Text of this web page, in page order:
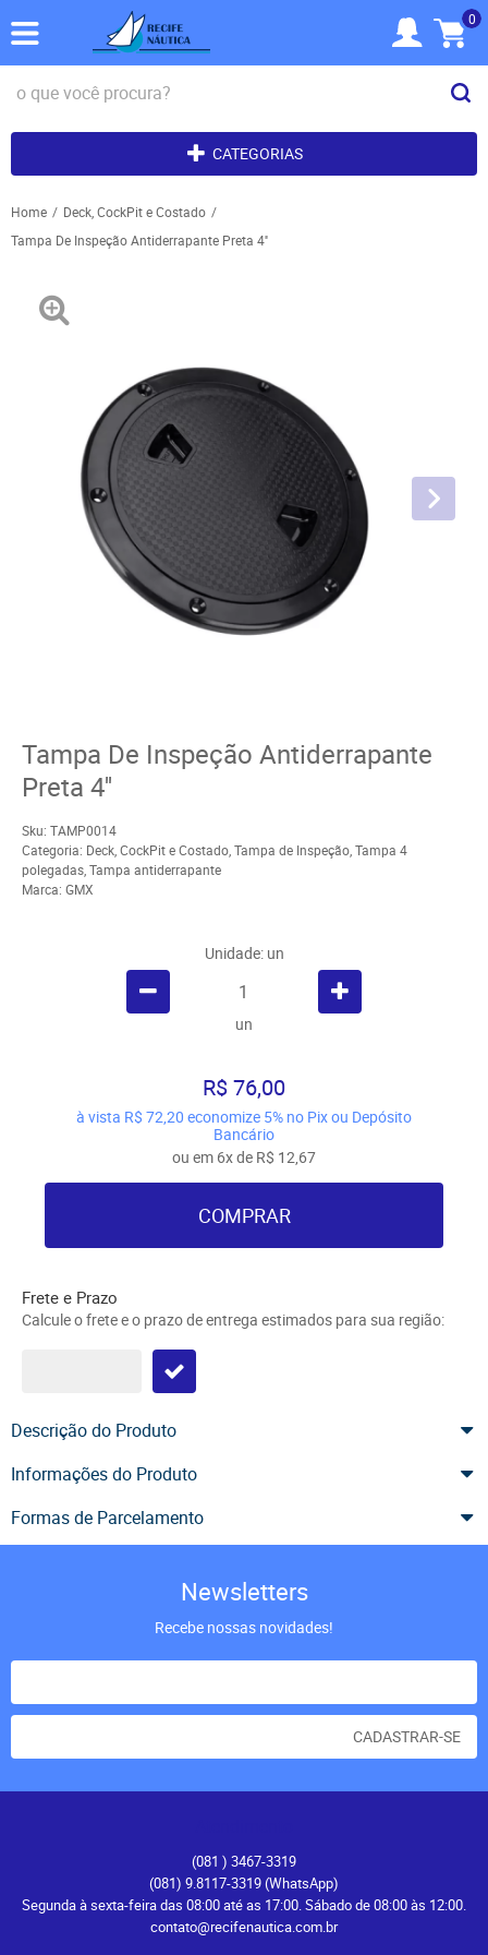
0
CATEGORIAS
Home
Deck, CockPit e Costado
Tampa De Inspeção Antiderrapante Preta 4''
Tampa De Inspeção Antiderrapante
Preta 4''
Sku: TAMP0014
Categoria: Deck, CockPit e Costado,Tampa de Inspeção,Tampa 4
polegadas,Tampa antiderrapante
Marca: GMX
Unidade: un
un
R$ 76,00
à vista R$ 72,20 economize 5% no Pix ou Depósito
Bancário
ou em 6xde R$ 12,67
COMPRAR
Frete e Prazo
Calcule o frete e o prazo de entrega estimados para sua região:
Descrição do Produto
Informações do Produto
Formas de Parcelamento
Newsletters
Recebe nossas novidades!
CADASTRAR-SE
(081 ) 3467-3319
(081) 9.8117-3319(WhatsApp)
Segunda à sexta-feira das 08:00 até as 17:00. Sábado de 08:00 às 12:00.
contato@recifenautica.com.br